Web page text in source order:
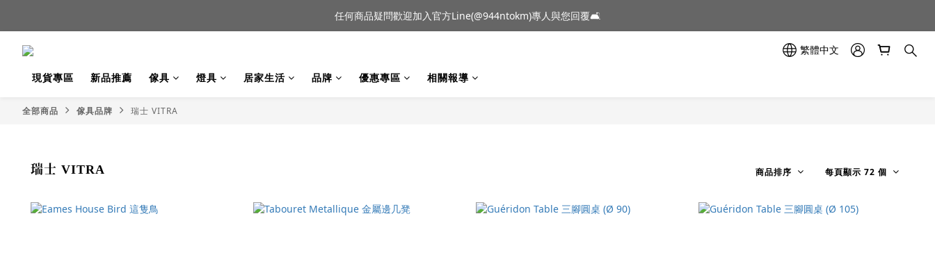
新品到貨｜日本燈具品牌 Ambientec 年度新品 Barcarolle 臺中樂群門市展示中✨
任何商品疑問歡迎加入官方Line(@944ntokm)專人與您回覆🛋️
繁體中文
現貨專區 新品推薦 傢具 燈具 居家生活 品牌 優惠專區 相關報導
全部商品 傢具品牌 瑞士 VITRA
瑞士 VITRA 商品排序 每頁顯示 72 個